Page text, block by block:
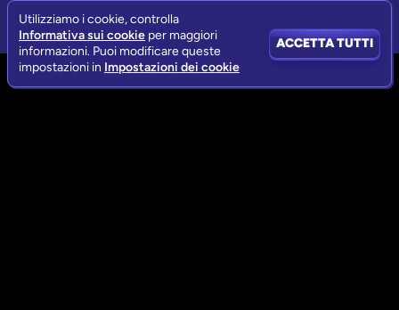
Utilizziamo i cookie, controlla
Informativa sui cookie per maggiori
informazioni. Puoi modificare queste
impostazioni in Impostazioni dei cookie
ACCETTA TUTTI